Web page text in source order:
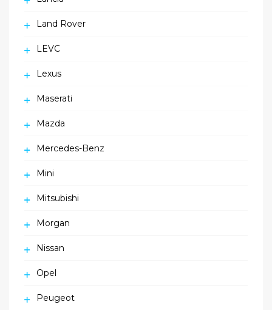
Land Rover
LEVC
Lexus
Maserati
Mazda
Mercedes-Benz
Mini
Mitsubishi
Morgan
Nissan
Opel
Peugeot